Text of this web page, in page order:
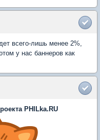
всего-лишь менее 2%,
у нас баннеров как
PHILka.RU